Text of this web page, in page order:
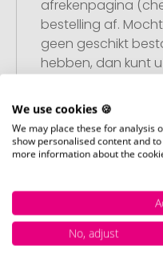
afrekenpagina
bestelling af.
geen geschikt
hebben, dan kunt
Stap 3:
Artikelvoorbeeld
drukvoorbeeld
dit heeft
met de productie.
We use cookies 🍪
We may place these for analysis
show personalised content and
more information about the
No, adjust